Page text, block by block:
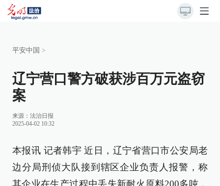
平安中国 >
辽宁营口警方破获涉百万元盗窃
案
来源： 法治日报
2025-04-02 10:32
本报讯 记者韩宇 近日，辽宁省营口市公安局老
边分局刑侦大队接到辖区企业负责人报警，称
其企业在生产过程中丢失新耐火原料200多吨，